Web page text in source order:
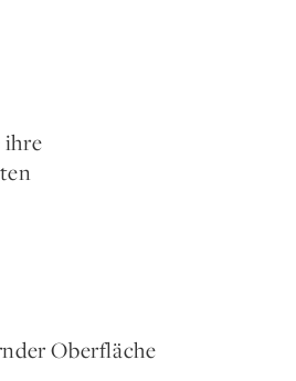
ihre
Oberfläche